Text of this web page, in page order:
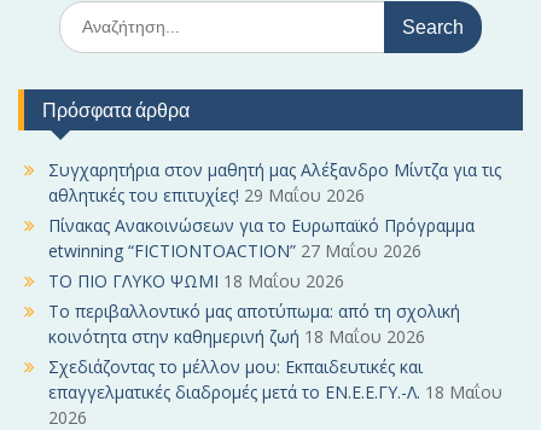
S
e
r
c
h
f
o
r
:
Πρόσφατα άρθρα
Συγχαρητήρια στον μαθητή μας Αλέξανδρο Μίντζα για τις
αθλητικές του επιτυχίες! 29 Μαΐου 2026
Πίνακας Ανακοινώσεων για το Ευρωπαϊκό Πρόγραμμα
etwinning “FICTIONTOACTION” 27 Μαΐου 2026
ΤΟ ΠΙΟ ΓΛΥΚΟ ΨΩΜΙ 18 Μαΐου 2026
Το περιβαλλοντικό μας αποτύπωμα: από τη σχολική
κοινότητα στην καθημερινή ζωή 18 Μαΐου 2026
Σχεδιάζοντας το μέλλον μου: Εκπαιδευτικές και
επαγγελματικές διαδρομές μετά το ΕΝ.Ε.Ε.ΓΥ.-Λ. 18 Μαΐου
2026